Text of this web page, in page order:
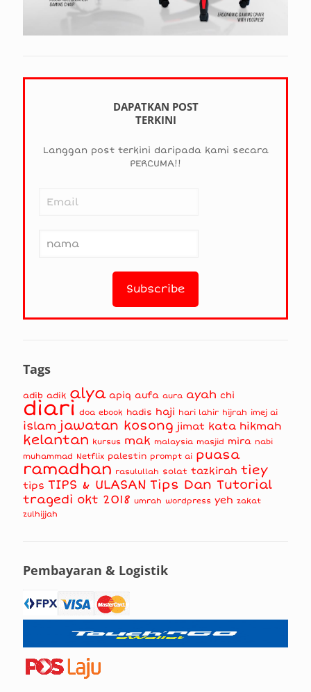
DAPATKAN POST
TERKINI
Langgan post terkini daripada kami secara
PERCUMA!!
Tags
adib adik alya apiq aufa aura ayah chi
diari doa ebook hadis haji hari lahir hijrah imej ai
islam jawatan kosong jimat kata hikmah
kelantan kursus mak malaysia masjid mira nabi
muhammad Netflix palestin prompt ai puasa
ramadhan rasulullah solat tazkirah tiey
tips TIPS & ULASAN Tips Dan Tutorial
tragedi okt 2018 umrah wordpress yeh zakat
zulhijjah
Pembayaran & Logistik